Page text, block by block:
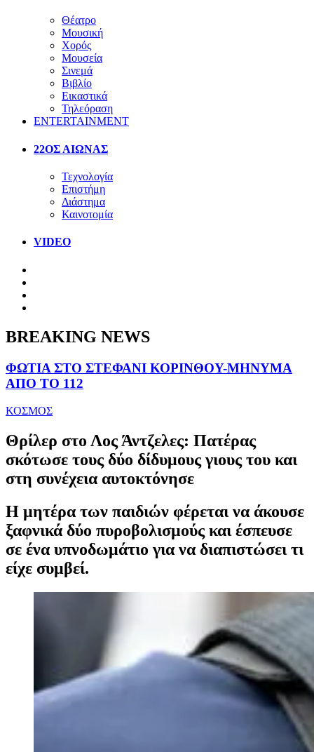
Θέατρο
Μουσική
Χορός
Μουσεία
Σινεμά
Βιβλίο
Εικαστικά
Τηλεόραση
ENTERTAINMENT
22ΟΣ ΑΙΩΝΑΣ
Τεχνολογία
Επιστήμη
Διάστημα
Καινοτομία
VIDEO
BREAKING NEWS
ΦΩΤΙΑ ΣΤΟ ΣΤΕΦΑΝΙ ΚΟΡΙΝΘΟΥ-ΜΗΝΥΜΑ
ΑΠΟ ΤΟ 112
ΚΟΣΜΟΣ
Θρίλερ στο Λος Άντζελες: Πατέρας
σκότωσε τους δύο δίδυμους γιους του και
στη συνέχεια αυτοκτόνησε
Η μητέρα των παιδιών φέρεται να άκουσε
ξαφνικά δύο πυροβολισμούς και έσπευσε
σε ένα υπνοδωμάτιο για να διαπιστώσει τι
είχε συμβεί.